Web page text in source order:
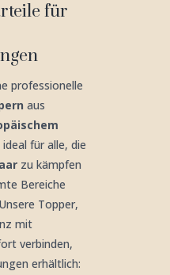
für
professionelle
aus
für alle, die
zu kämpfen
Bereiche
Topper,
mit
verbinden,
erhältlich: